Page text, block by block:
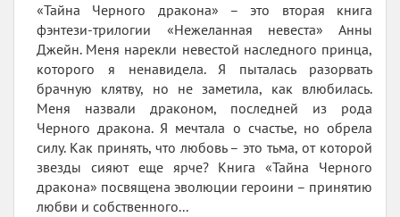
«Тайна Черного дракона» – это вторая книга
фэнтези-трилогии «Нежеланная невеста» Анны
Джейн. Меня нарекли невестой наследного принца,
которого я ненавидела. Я пыталась разорвать
брачную клятву, но не заметила, как влюбилась.
Меня назвали драконом, последней из рода
Черного дракона. Я мечтала о счастье, но обрела
силу. Как принять, что любовь – это тьма, от которой
звезды сияют еще ярче? Книга «Тайна Черного
дракона» посвящена эволюции героини – принятию
любви и собственного...